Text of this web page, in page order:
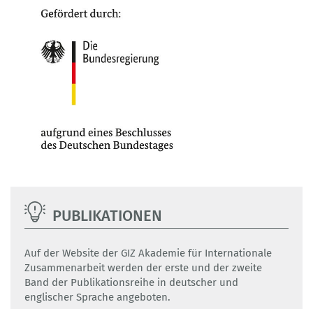
PUBLIKATIONEN
Auf der Website der GIZ Akademie für Internationale
Zusammenarbeit werden der erste und der zweite
Band der Publikationsreihe in deutscher und
englischer Sprache angeboten.